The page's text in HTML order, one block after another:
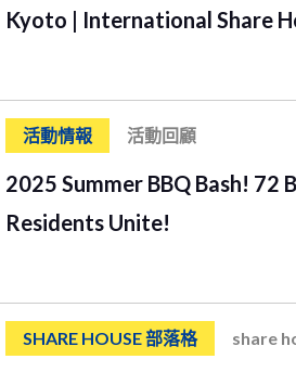
Kyoto | International Share
活動情報 活動回顧
2025 Summer BBQ Bash! 72
Residents Unite!
SHARE HOUSE 部落格 share